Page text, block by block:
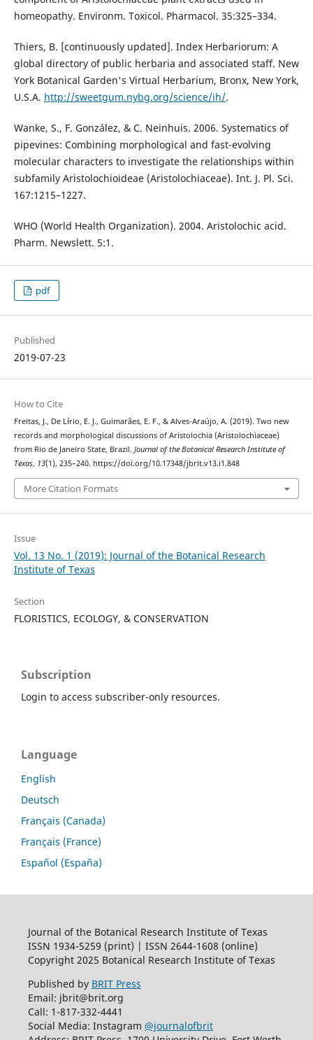
homeopathy. Environm. Toxicol. Pharmacol. 35:325–334.
Thiers, B. [continuously updated]. Index Herbariorum: A
global directory of public herbaria and associated staff. New
York Botanical Garden's Virtual Herbarium, Bronx, New York,
U.S.A. http://sweetgum.nybg.org/science/ih/.
Wanke, S., F. González, & C. Neinhuis. 2006. Systematics of
pipevines: Combining morphological and fast-evolving
molecular characters to investigate the relationships within
subfamily Aristolochioideae (Aristolochiaceae). Int. J. Pl. Sci.
167:1215–1227.
WHO (World Health Organization). 2004. Aristolochic acid.
Pharm. Newslett. 5:1.
pdf
Published
2019-07-23
How to Cite
Freitas, J., De Lírio, E. J., Guimarães, E. F., & Alves-Araújo, A. (2019). Two new
records and morphological discussions of Aristolochia (Aristolochiaceae)
from Rio de Janeiro State, Brazil. Journal of the Botanical Research Institute of
Texas, 13(1), 235–240. https://doi.org/10.17348/jbrit.v13.i1.848
More Citation Formats
Issue
Vol. 13 No. 1 (2019): Journal of the Botanical Research
Institute of Texas
Section
FLORISTICS, ECOLOGY, & CONSERVATION
Subscription
Login to access subscriber-only resources.
Language
English
Deutsch
Français (Canada)
Français (France)
Español (España)
Journal of the Botanical Research Institute of Texas
ISSN 1934-5259 (print) | ISSN 2644-1608 (online)
Copyright 2025 Botanical Research Institute of Texas
Published by BRIT Press
Email: jbrit@brit.org
Call: 1-817-332-4441
Social Media: Instagram @journalofbrit